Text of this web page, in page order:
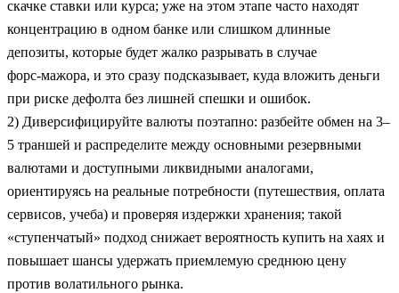
скачке ставки или курса; уже на этом этапе часто находят
концентрацию в одном банке или слишком длинные
депозиты, которые будет жалко разрывать в случае
форс‑мажора, и это сразу подсказывает, куда вложить деньги
при риске дефолта без лишней спешки и ошибок.
2) Диверсифицируйте валюты поэтапно: разбейте обмен на 3–
5 траншей и распределите между основными резервными
валютами и доступными ликвидными аналогами,
ориентируясь на реальные потребности (путешествия, оплата
сервисов, учеба) и проверяя издержки хранения; такой
«ступенчатый» подход снижает вероятность купить на хаях и
повышает шансы удержать приемлемую среднюю цену
против волатильного рынка.